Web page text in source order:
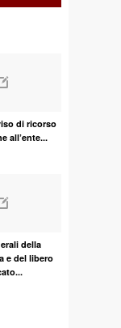
di ricorso
all’ente...
della
e del libero